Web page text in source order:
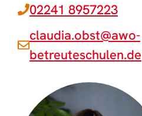
02241 8957223
claudia.obst@awo-
betreuteschulen.de